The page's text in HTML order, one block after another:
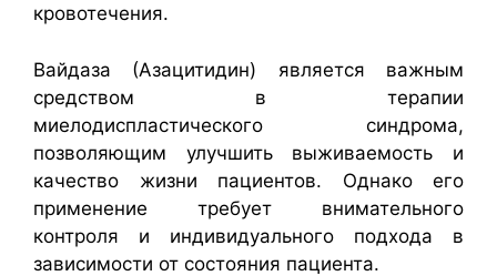
кровотечения.
Вайдаза (Азацитидин) является важным
средством в терапии
миелодиспластического синдрома,
позволяющим улучшить выживаемость и
качество жизни пациентов. Однако его
применение требует внимательного
контроля и индивидуального подхода в
зависимости от состояния пациента.